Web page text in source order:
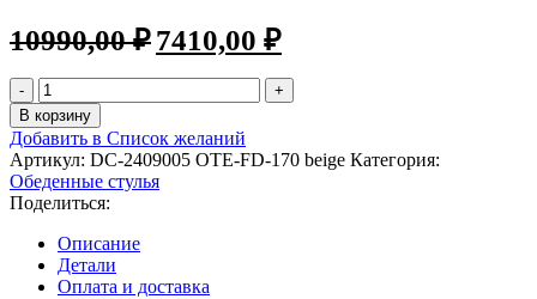
10990,00₽ Первоначальная
цена
7410,00 ₽Текущая
цена:
7410,00 ₽.
Количество
товара
Стул
обеденный
Eliana
бежевый
В корзину
Добавить в Список желаний
Артикул: DC-2409005 OTE-FD-170 beige Категория:
Обеденные стулья
Поделиться:
Описание
Детали
Оплата и доставка